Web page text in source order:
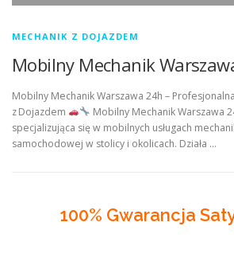
MECHANIK Z DOJAZDEM
Mobilny Mechanik
Mobilny Mechanik Warszawa 24h –
z Dojazdem
Mobilny Mechanik Warszawa
specjalizująca się w mobilnych usługach
samochodowej w stolicy i okolicach. Działa …
100% Gwarancja